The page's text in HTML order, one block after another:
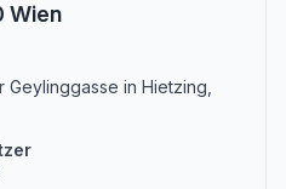
Wien
in Hietzing,